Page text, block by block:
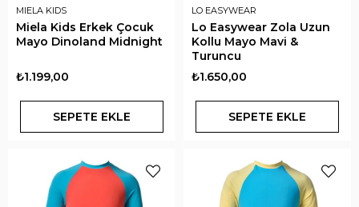
MIELA KIDS
Miela Kids Erkek Çocuk
Mayo Dinoland Midnight
₺1.199,00
SEPETE EKLE
LO EASYWEAR
Lo Easywear Zola Uzun
Kollu Mayo Mavi &
Turuncu
₺1.650,00
SEPETE EKLE